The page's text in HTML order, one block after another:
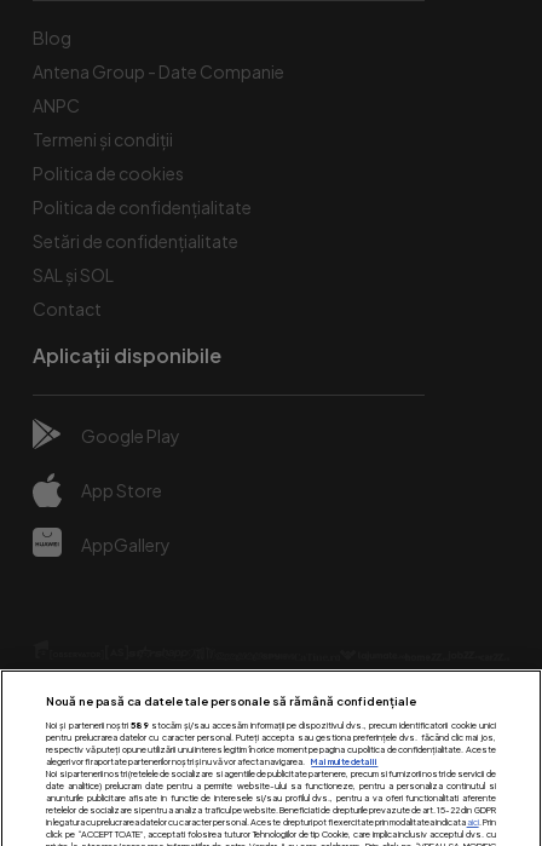
Blog
Antena Group - Date Companie
ANPC
Termeni și condiții
Politica de cookies
Politica de confidențialitate
Setări de confidențialitate
SAL și SOL
Contact
Aplicații disponibile
Google Play
App Store
AppGallery
Urmărește-ne pe:
Nouă ne pasă ca datele tale personale să rămână confidențiale
Noi și partenerii noștri 589stocăm și/sau accesăm informații pe dispozitivul dvs., precum identificatorii cookie unici
pentru prelucrarea datelor cu caracter personal. Puteți accepta sau gestiona preferințele dvs. făcând clic mai jos,
respectiv vă puteți opune utilizării unui interes legitim în orice moment pe pagina cu politica de confidențialitate. Aceste
alegeri vor fi raportate partenerilor noștri și nu vă vor afecta navigarea.
Mai multe detalii
Noi si partenerii nostri (retelele de socializare si agentiile de publicitate partenere, precum si furnizorii nostri de servicii de
date analitice) prelucram date pentru a permite website-ului sa functioneze, pentru a personaliza continutul si
anunturile publicitare afisate in functie de interesele si/sau profilul dvs., pentru a va oferi functionalitati aferente
retelelor de socializare si pentru a analiza traficul pe website. Beneficiati de drepturile prevazute de art. 15-22 din GDPR
in legatura cu prelucrarea datelor cu caracter personal. Aceste drepturi pot fi exercitate prin modalitatea indicataaici. Prin
click pe “ACCEPT TOATE”, acceptati folosirea tuturor Tehnologiilor de tip Cookie, care implica inclusiv acceptul dvs. cu